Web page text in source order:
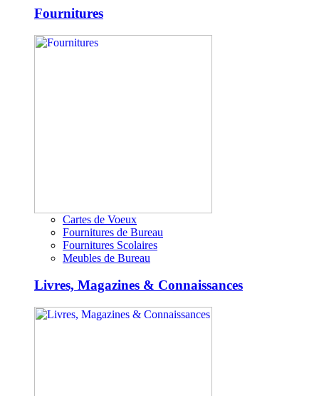
Fournitures
Cartes de Voeux
Fournitures de Bureau
Fournitures Scolaires
Meubles de Bureau
Livres, Magazines & Connaissances